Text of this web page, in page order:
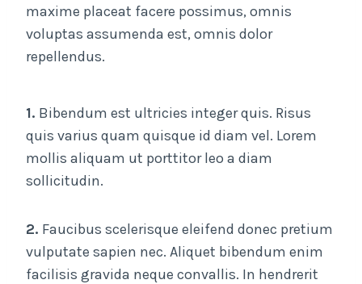
maxime placeat facere possimus, omnis
voluptas assumenda est, omnis dolor
repellendus.
1. Bibendum est ultricies integer quis. Risus
quis varius quam quisque id diam vel. Lorem
mollis aliquam ut porttitor leo a diam
sollicitudin.
2. Faucibus scelerisque eleifend donec pretium
vulputate sapien nec. Aliquet bibendum enim
facilisis gravida neque convallis. In hendrerit